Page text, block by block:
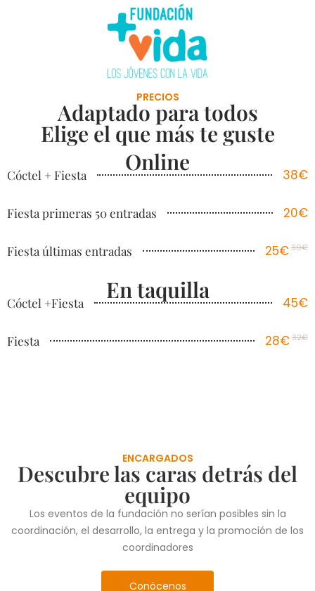
PRECIOS
Adaptado para todos
Elige el que más te guste
Online
Cóctel + Fiesta 38€
Fiesta primeras 50 entradas 20€
Fiesta últimas entradas 25€30€
En taquilla
Cóctel +Fiesta 45€
Fiesta 28€32€
ENCARGADOS
Descubre las caras detrás del
equipo
Los eventos de la fundación no serían posibles sin la
coordinación, el desarrollo, la entrega y la promoción de los
coordinadores
Conócenos